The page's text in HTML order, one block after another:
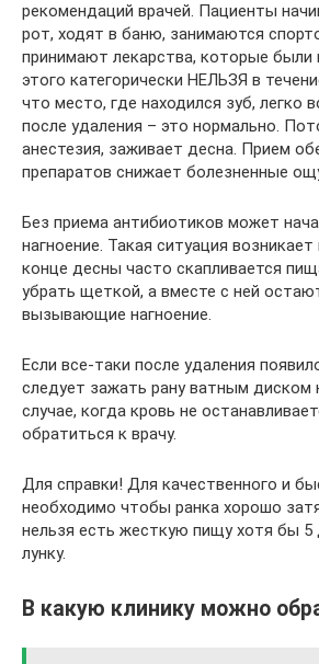
рекомендаций врачей. Пациенты
рот, ходят в баню, занимаются
принимают лекарства, которые были
этого категорически НЕЛЬЗЯ в
что место, где находился зуб, легко
после удаления – это нормально.
анестезия, заживает десна. Прием
препаратов снижает болезненные
Без приема антибиотиков может
нагноение. Такая ситуация
конце десны часто скапливается
убрать щеткой, а вместе с ней
вызывающие нагноение.
Если все-таки после удаления
следует зажать рану ватным диском
случае, когда кровь не
обратиться к врачу.
Для справки! Для качественного и
необходимо чтобы ранка хорошо
нельзя есть жесткую пищу хотя бы 5
лунку.
В какую клинику можно